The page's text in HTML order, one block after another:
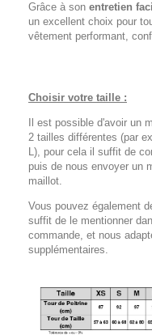
Grâce à son entretien
un excellent choix pour
vêtement performant,
Choisir votre taille :
Il est possible d'avoir un
2 tailles différentes (par
L), pour cela il suffit de
puis de nous envoyer un
maillot.
Vous pouvez également
suffit de le mentionner
commande, et nous
supplémentaires.